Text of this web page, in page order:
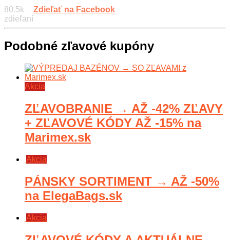
80.5k
zdieľaní
Zdieľať na Facebook
Podobné zľavové kupóny
Akcia
ZĽAVOBRANIE → AŽ -42% ZĽAVY
+ ZĽAVOVÉ KÓDY AŽ -15% na
Marimex.sk
Akcia
PÁNSKY SORTIMENT → AŽ -50%
na ElegaBags.sk
Akcia